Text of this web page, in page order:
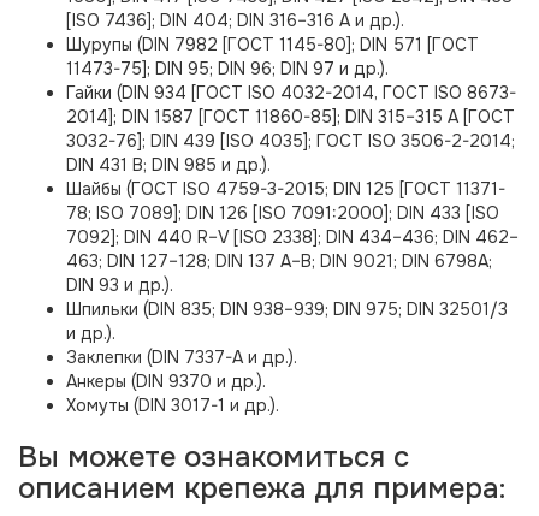
[ISO 7436]; DIN 404; DIN 316–316 A и др.).
Шурупы (DIN 7982 [ГОСТ 1145-80]; DIN 571 [ГОСТ
11473-75]; DIN 95; DIN 96; DIN 97 и др.).
Гайки (DIN 934 [ГОСТ ISO 4032-2014, ГОСТ ISO 8673-
2014]; DIN 1587 [ГОСТ 11860-85]; DIN 315–315 A [ГОСТ
3032-76]; DIN 439 [ISO 4035]; ГОСТ ISO 3506-2-2014;
DIN 431 B; DIN 985 и др.).
Шайбы (ГОСТ ISO 4759-3-2015; DIN 125 [ГОСТ 11371-
78; ISO 7089]; DIN 126 [ISO 7091:2000]; DIN 433 [ISO
7092]; DIN 440 R–V [ISO 2338]; DIN 434–436; DIN 462–
463; DIN 127–128; DIN 137 A–B; DIN 9021; DIN 6798A;
DIN 93 и др.).
Шпильки (DIN 835; DIN 938–939; DIN 975; DIN 32501/3
и др.).
Заклепки (DIN 7337-A и др.).
Анкеры (DIN 9370 и др.).
Хомуты (DIN 3017-1 и др.).
Вы можете ознакомиться с
описанием крепежа для примера: